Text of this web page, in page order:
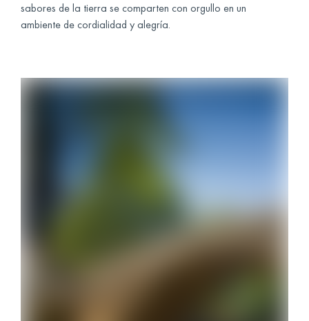
sabores de la tierra se comparten con orgullo en un
ambiente de cordialidad y alegría.